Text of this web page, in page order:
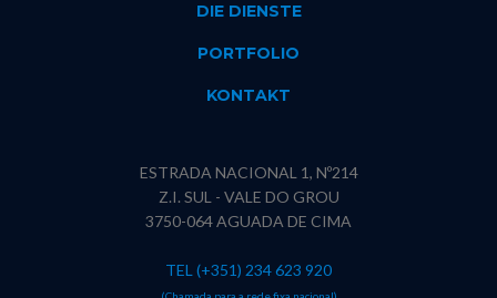
DIE DIENSTE
PORTFOLIO
KONTAKT
ESTRADA NACIONAL 1, Nº214
Z.I. SUL - VALE DO GROU
3750-064 AGUADA DE CIMA
TEL (+351) 234 623 920